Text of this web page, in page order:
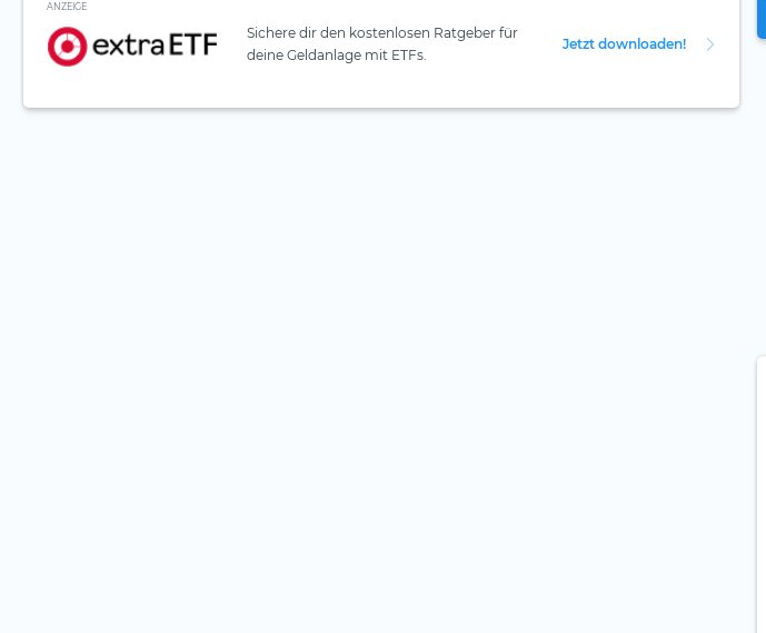
ANZEIGE
Sichere dir den kostenlosen Ratgeber für
deine Geldanlage mit ETFs.
Jetzt downloaden!